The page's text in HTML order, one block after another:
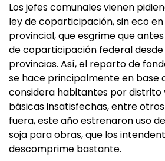
Los jefes comunales vienen
ley de coparticipación, sin eco
provincial, que esgrime que
de coparticipación federal desde
provincias. Así, el reparto de
se hace principalmente en base a
considera habitantes por distrito
básicas insatisfechas, entre
fuera, este año estrenaron uso
soja para obras, que los
descomprime bastante.